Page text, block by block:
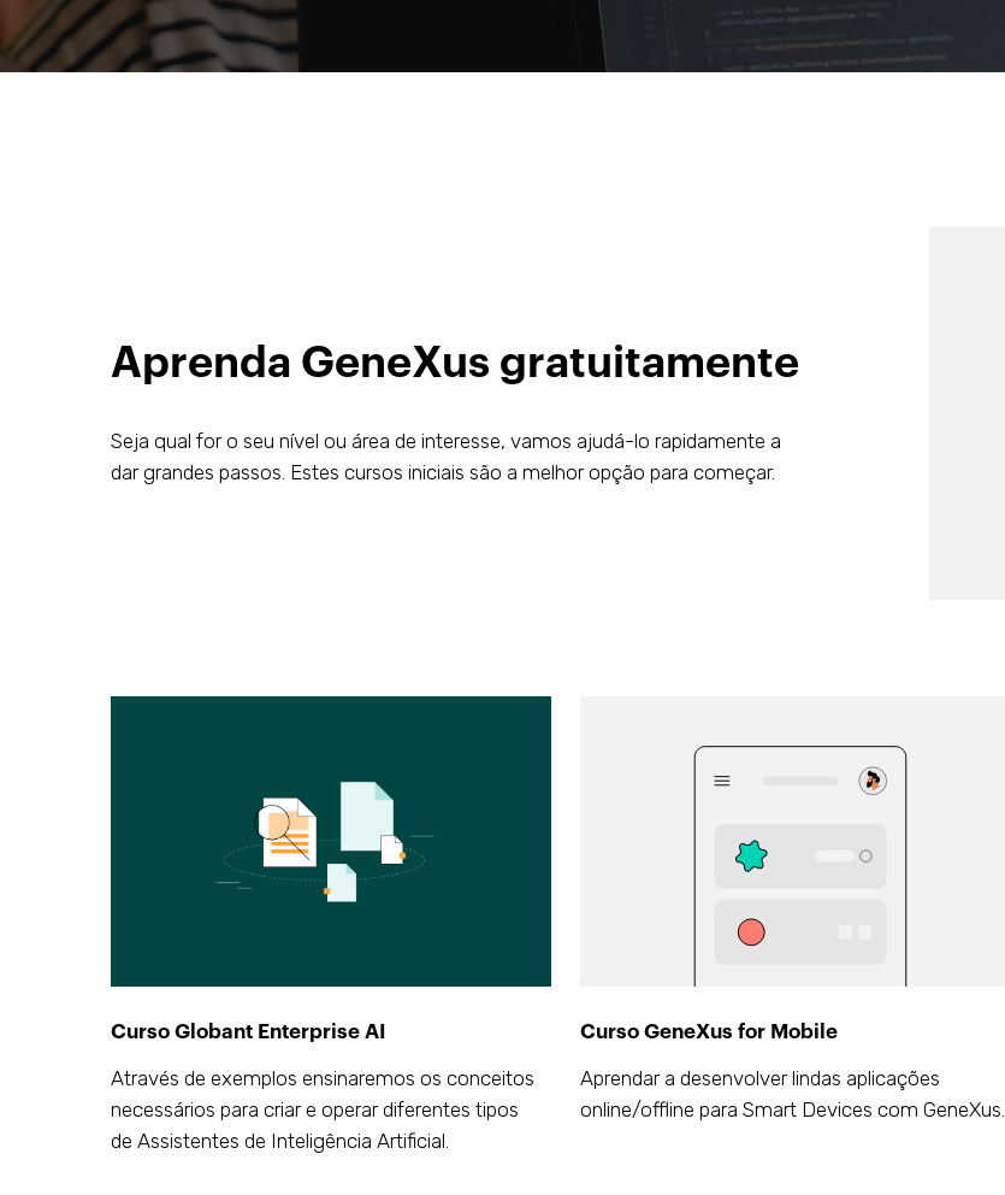
Aprenda GeneXus gratuitamente
Seja qual for o seu nível ou área de interesse, vamos ajudá-lo rapidamente a
dar grandes passos. Estes cursos iniciais são a melhor opção para começar.
Curso Globant Enterprise AI
Através de exemplos ensinaremos os conceitos
necessários para criar e operar diferentes tipos
de Assistentes de Inteligência Artificial.
Curso GeneXus for Mobile
Aprendar a desenvolver lindas aplicações
online/offline para Smart Devices com GeneXus.